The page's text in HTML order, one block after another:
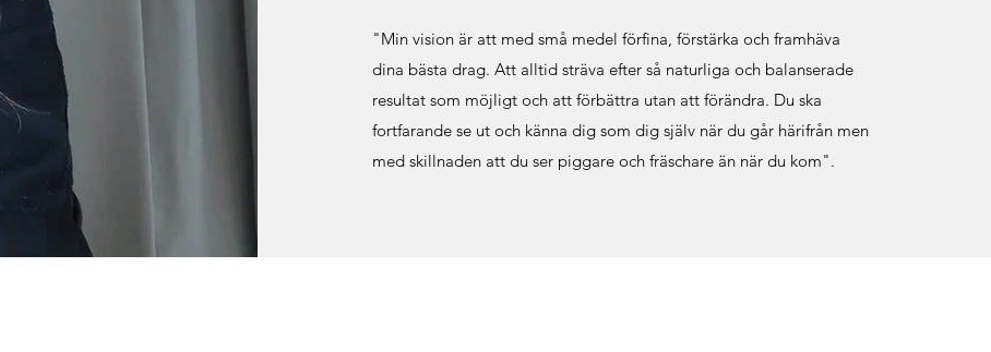
dina bästa drag. Att alltid sträva efter så naturliga och balanserade
resultat som möjligt och att förbättra utan att förändra. Du ska
fortfarande se ut och känna dig som dig själv när du går härifrån med
skillnaden att du ser piggare och fräschare än när du kom".
"Min vision är att med små medel förfina, förstärka och framhäva
dina bästa drag. Att alltid sträva efter så naturliga och balanserade
resultat som möjligt och att förbättra utan att förändra. Du ska
fortfarande se ut och känna dig som dig själv när du går härifrån men
med skillnaden att du ser piggare och fräschare än när du kom".